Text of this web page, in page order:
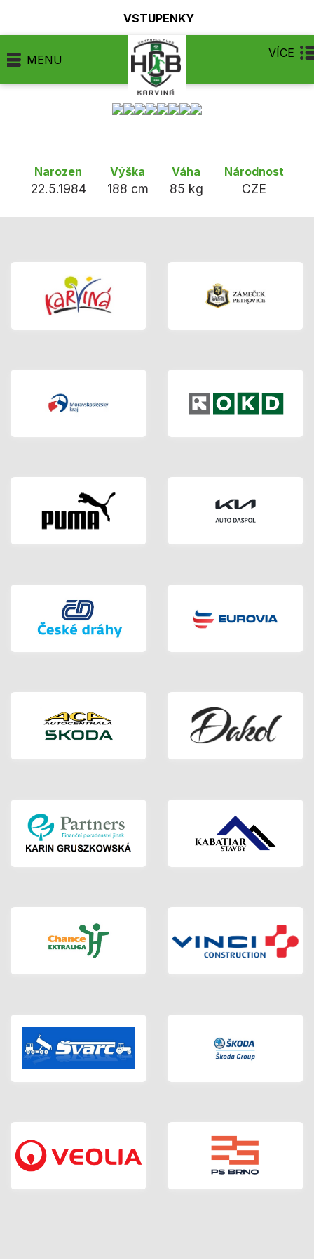
VSTUPENKY
MENU VÍCE
Narozen
22.5.1984
Výška
188 cm
Váha
85 kg
Národnost
CZE